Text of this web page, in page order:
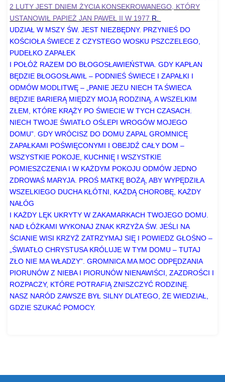
2 LUTY JEST DNIEM ŻYCIA KONSEKROWANEGO, KTÓRY
USTANOWIŁ PAPIEŻ JAN PAWEŁ II W 1977 R.
UDZIAŁ W MSZY ŚW. JEST NIEZBĘDNY. PRZYNIEŚ DO
KOŚCIOŁA ŚWIECE Z CZYSTEGO WOSKU PSZCZELEGO,
PUDEŁKO ZAPAŁEK
I POŁÓŻ RAZEM DO BŁOGOSŁAWIEŃSTWA. GDY KAPŁAN
BĘDZIE BŁOGOSŁAWIŁ – PODNIEŚ ŚWIECE I ZAPAŁKI I
ODMÓW MODLITWĘ – „PANIE JEZU NIECH TA ŚWIECA
BĘDZIE BARIERĄ MIĘDZY MOJĄ RODZINĄ, A WSZELKIM
ZŁEM, KTÓRE KRĄŻY PO ŚWIECIE W TYCH CZASACH.
NIECH TWOJE ŚWIATŁOOŚLEPI WROGÓW MOJEGO
DOMU”. GDY WRÓCISZ DO DOMU ZAPAL GROMNICĘ
ZAPAŁKAMI POŚWIĘCONYMI I OBEJDŹ CAŁY DOM –
WSZYSTKIE POKOJE, KUCHNIĘ I WSZYSTKIE
POMIESZCZENIA I W KAŻDYM POKOJU ODMÓW JEDNO
ZDROWAŚ MARYJA. PROŚ MATKĘ BOŻĄ, ABY WYPĘDZIŁA
WSZELKIEGO DUCHA KŁÓTNI, KAŻDĄ CHOROBĘ, KAŻDY
NAŁÓG
I KAŻDY LĘK UKRYTY W ZAKAMARKACH TWOJEGO DOMU.
NAD ŁÓŻKAMI WYKONAJ ZNAK KRZYŻA ŚW. JEŚLI NA
ŚCIANIE WISI KRZYŻZATRZYMAJ SIĘ I POWIEDZ GŁOŚNO –
„ŚWIATŁO CHRYSTUSA KRÓLUJE W TYM DOMU – TUTAJ
ZŁO NIE MA WŁADZY”. GROMNICA MA MOC ODPĘDZANIA
PIORUNÓW Z NIEBA I PIORUNÓW NIENAWIŚCI, ZAZDROŚCI I
ROZPACZY, KTÓRE POTRAFIĄ ZNISZCZYĆ RODZINĘ.
NASZ NARÓD ZAWSZE BYŁ SILNY DLATEGO, ŻE WIEDZIAŁ,
GDZIE SZUKAĆ POMOCY.